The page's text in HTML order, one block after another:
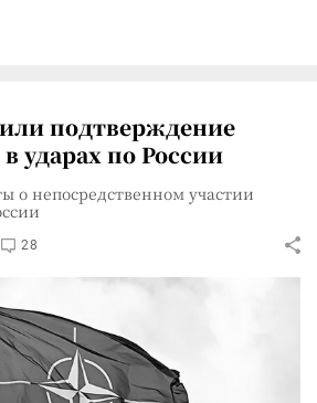
подтверждение
ударах по России
о непосредственном участии
28